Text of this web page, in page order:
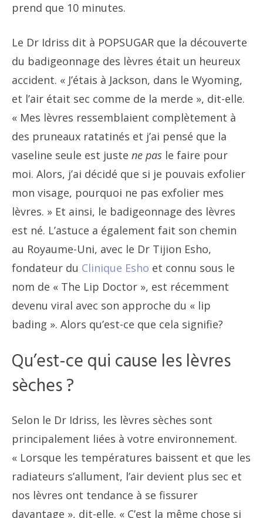
prend que 10 minutes.
Le Dr Idriss dit à POPSUGAR que la découverte
du badigeonnage des lèvres était un heureux
accident. « J’étais à Jackson, dans le Wyoming,
et l’air était sec comme de la merde », dit-elle.
« Mes lèvres ressemblaient complètement à
des pruneaux ratatinés et j’ai pensé que la
vaseline seule est juste ne pas le faire pour
moi. Alors, j’ai décidé que si je pouvais exfolier
mon visage, pourquoi ne pas exfolier mes
lèvres. » Et ainsi, le badigeonnage des lèvres
est né. L’astuce a également fait son chemin
au Royaume-Uni, avec le Dr Tijion Esho,
fondateur du Clinique Esho et connu sous le
nom de « The Lip Doctor », est récemment
devenu viral avec son approche du « lip
bading ». Alors qu’est-ce que cela signifie?
Qu’est-ce qui cause les lèvres
sèches ?
Selon le Dr Idriss, les lèvres sèches sont
principalement liées à votre environnement.
« Lorsque les températures baissent et que les
radiateurs s’allument, l’air devient plus sec et
nos lèvres ont tendance à se fissurer
davantage », dit-elle. « C’est la même chose si